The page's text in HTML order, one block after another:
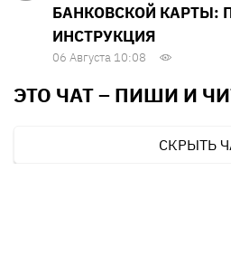
БАНКОВСКОЙ КАРТЫ:
ИНСТРУКЦИЯ
06 Августа 10:08
ЭТО ЧАТ – ПИШИ И
СКРЫТЬ